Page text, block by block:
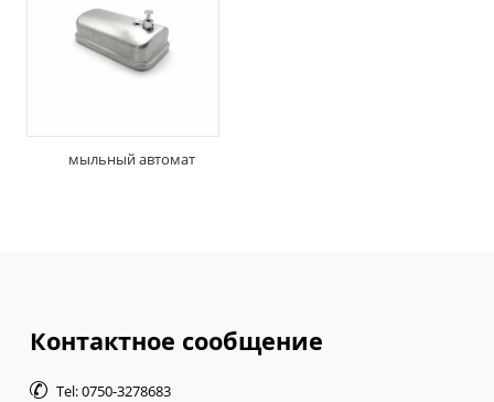
мыльный автомат
Контактное сообщение
 Tel: 0750-3278683